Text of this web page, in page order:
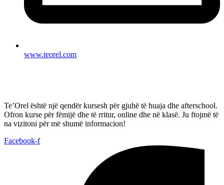
www.teorel.com
Te’Orel është një qendër kursesh për gjuhë të huaja dhe afterschool.
Ofron kurse për fëmijë dhe të rritur, online dhe në klasë. Ju ftojmë të
na vizitoni për më shumë informacion!
Facebook-f